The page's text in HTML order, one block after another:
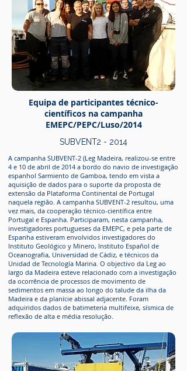
Equipa de participantes técnico-
científicos na campanha
EMEPC/PEPC/Luso/2014
SUBVENT2 - 2014
A campanha SUBVENT-2 (Leg Madeira, realizou-se entre
4 e 10 de abril de 2014 a bordo do navio de investigação
espanhol Sarmiento de Gamboa, tendo em vista a
aquisição de dados para o suporte da proposta de
extensão da Plataforma Continental de Portugal
naquela região. A campanha SUBVENT-2 resultou, uma
vez mais, da cooperação técnico-científica entre
Portugal e Espanha. Participaram, nesta campanha,
investigadores portugueses da EMEPC, e pela parte de
Espanha estiveram envolvidos investigadores do
Instituto Geológico y Minero, Instituto Español de
Oceanografia, Universidad de Cádiz, e técnicos da
Unidad de Tecnología Marina. O objectivo da Leg ao
largo da Madeira esteve relacionado com a investigação
da ocorrência de processos de movimento de
sedimentos em massa ao longo do talude da ilha da
Madeira e da planície abissal adjacente. Foram
adquiridos dados de batimeteria multifeixe, sísmica de
reflexão de alta e média resolução.